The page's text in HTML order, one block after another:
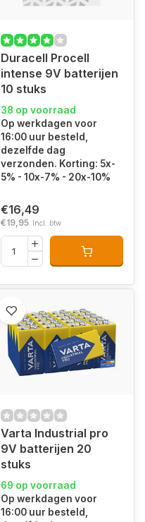
Duracell Procell
intense 9V batterijen
10 stuks
38 op voorraad
Op werkdagen voor
16:00 uur besteld,
dezelfde dag
verzonden. Korting: 5x-
5% - 10x-7% - 20x-10%
€16,49
€19,95 Incl. btw
Varta Industrial pro
9V batterijen 20
stuks
69 op voorraad
Op werkdagen voor
16:00 uur besteld,